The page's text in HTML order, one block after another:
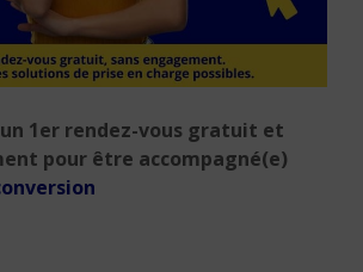
1er rendez-vous gratuit et
pour être accompagné(e)